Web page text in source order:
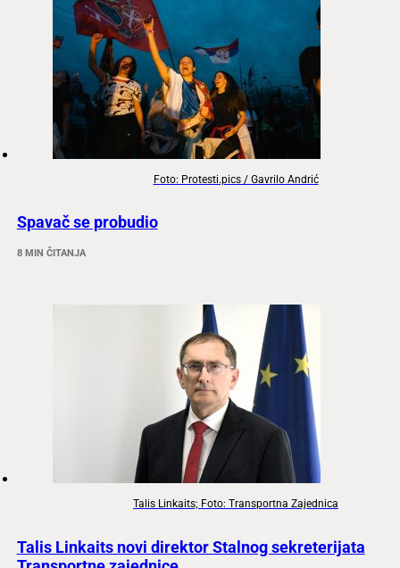
Foto: Protesti.pics / Gavrilo Andrić
Spavač se probudio
8 MIN ČITANJA
Talis Linkaits; Foto: Transportna Zajednica
Talis Linkaits novi direktor Stalnog sekreterijata